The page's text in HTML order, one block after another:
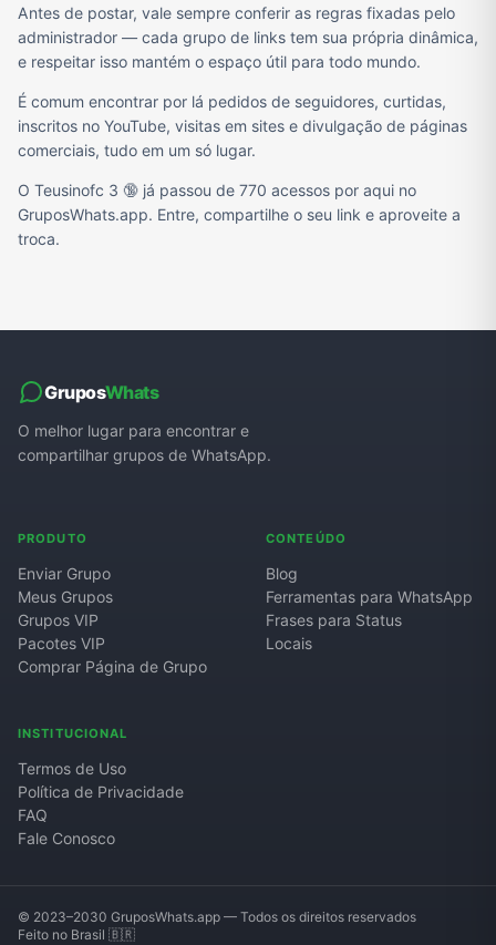
Antes de postar, vale sempre conferir as regras fixadas pelo
administrador — cada grupo de links tem sua própria dinâmica,
e respeitar isso mantém o espaço útil para todo mundo.
É comum encontrar por lá pedidos de seguidores, curtidas,
inscritos no YouTube, visitas em sites e divulgação de páginas
comerciais, tudo em um só lugar.
O Teusinofc 3 🔞 já passou de 770 acessos por aqui no
GruposWhats.app. Entre, compartilhe o seu link e aproveite a
troca.
GruposWhats
O melhor lugar para encontrar e
compartilhar grupos de WhatsApp.
PRODUTO
Enviar Grupo
Meus Grupos
Grupos VIP
Pacotes VIP
Comprar Página de Grupo
CONTEÚDO
Blog
Ferramentas para WhatsApp
Frases para Status
Locais
INSTITUCIONAL
Termos de Uso
Política de Privacidade
FAQ
Fale Conosco
© 2023–2030 GruposWhats.app — Todos os direitos reservados
Feito no Brasil 🇧🇷